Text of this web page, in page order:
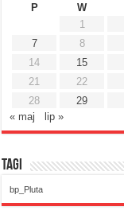
P
W
1
7
8
14
15
21
22
28
29
« maj
lip »
Tagi
bp_Pluta